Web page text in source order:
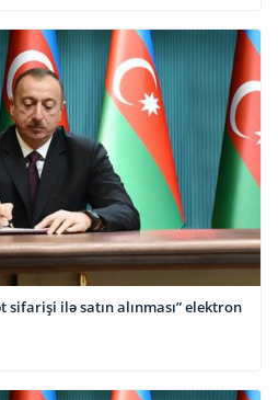
sifarişi ilə satın alınması” elektron